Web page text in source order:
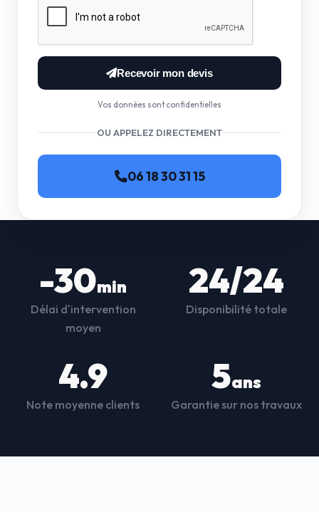
Recevoir mon devis
Vos données sont confidentielles
OU APPELEZ DIRECTEMENT
06 18 30 31 15
-30min
Délai d'intervention
moyen
24/24
Disponibilité totale
4.9
Note moyenne clients
5ans
Garantie sur nos travaux